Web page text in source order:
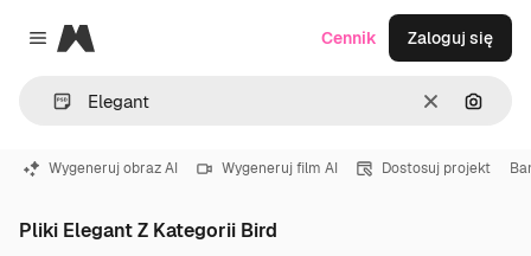
Close menu
Magnific
WyczyśćSzukaj
Cennik Zaloguj się
Wygeneruj obraz AI Wygeneruj film AI Dostosuj projekt
Pliki Elegant Z Kategorii Bird